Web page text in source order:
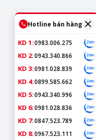
Điều hoà
Hotline bán hàng
KD 1:0983.006.275
KD 2:0943.340.866
KD 3:0981.028.839
KD 4:0899.585.662
KD 5:0943.340.996
KD 6:0981.028.836
KD 7:0847.523.789
KD 8:0967.523.111